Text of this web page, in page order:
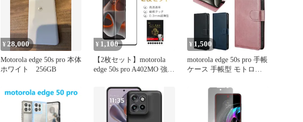
¥ 28,000
Motorola edge 50s pro 本体
ホワイト 256GB
¥ 1,100
【2枚セット】motorola
edge 50s pro A402MO 強化
保護シール ソフトバンク
3D全面保護 クリア仕様
0.3mm 薄型 ラウンドエッ
ジ加工 表面硬度10H 耐衝
¥ 1,500
motorola edge 50s pro 手帳
ケース 手帳型 モトロー
バー PUレザー カードポ
ケット カード収納 サイ
ドポケット スタンド機能
マグネット開閉